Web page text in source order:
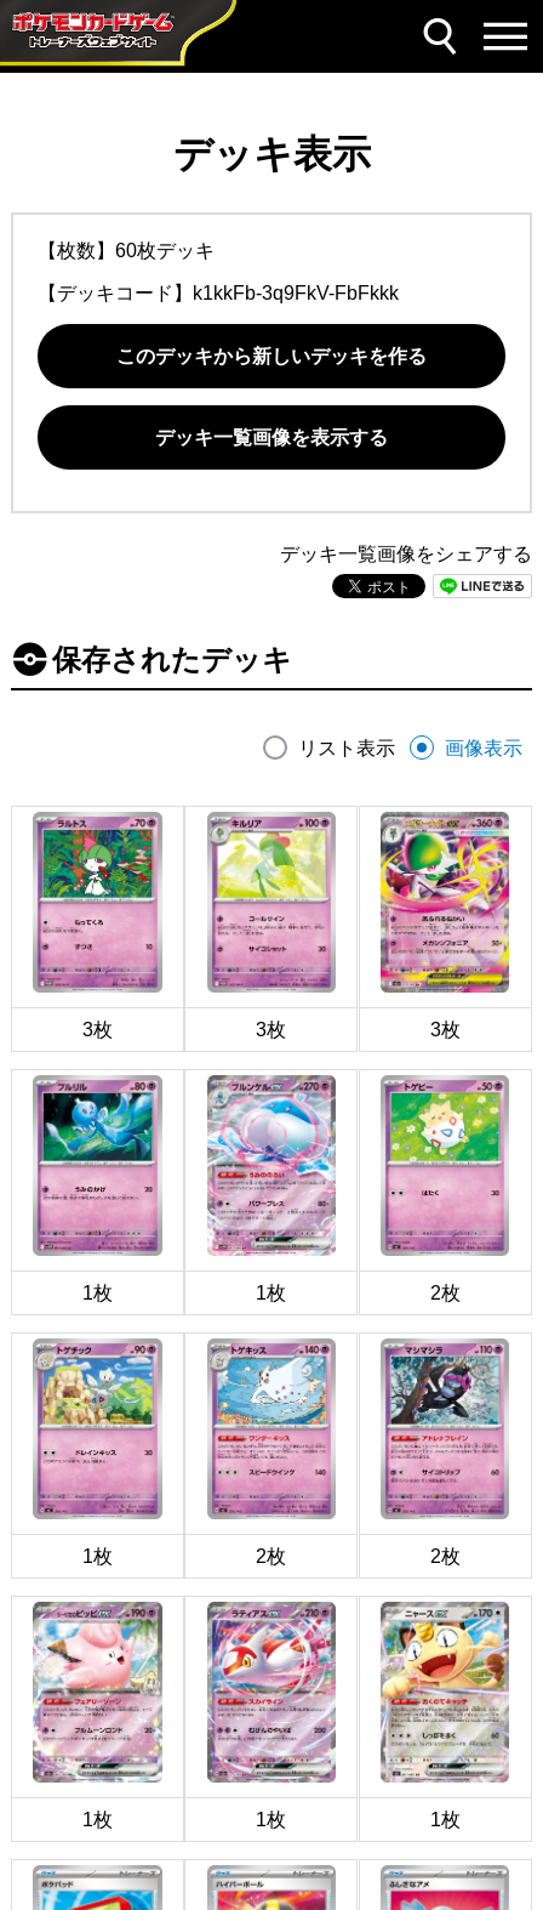
デッキ表示
【枚数】60枚デッキ
【デッキコード】 k1kkFb-3q9FkV-FbFkkk
このデッキから新しいデッキを作る
デッキ一覧画像を表示する
デッキ一覧画像をシェアする
保存されたデッキ
リスト表示 画像表示
3枚 3枚 3枚
1枚 1枚 2枚
1枚 2枚 2枚
1枚 1枚 1枚